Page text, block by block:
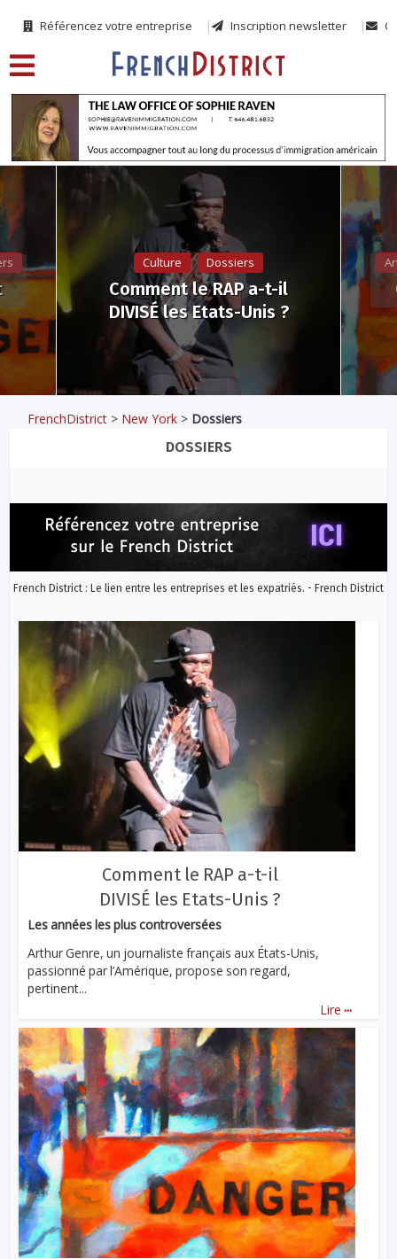
Référencez votre entreprise Inscription newsletter
Culture Dossiers
Comment le RAP a-t-il
DIVISÉ les Etats-Unis ?
FrenchDistrict > New York > Dossiers
DOSSIERS
French District : Le lien entre les entreprises et les expatriés. - French District
Comment le RAP a-t-il
DIVISÉ les Etats-Unis ?
Les années les plus controversées
Arthur Genre, un journaliste français aux États-Unis,
passionné par l’Amérique, propose son regard,
pertinent...
Lire ...